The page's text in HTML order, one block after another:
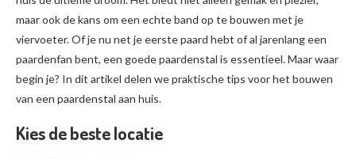
maar ook de kans om een echte band op te bouwen met je
viervoeter. Of je nu net je eerste paard hebt of al jarenlang een
paardenfan bent, een goede paardenstal is essentieel. Maar waar
begin je? In dit artikel delen we praktische tips voor het bouwen
van een paardenstal aan huis.
Kies de beste locatie